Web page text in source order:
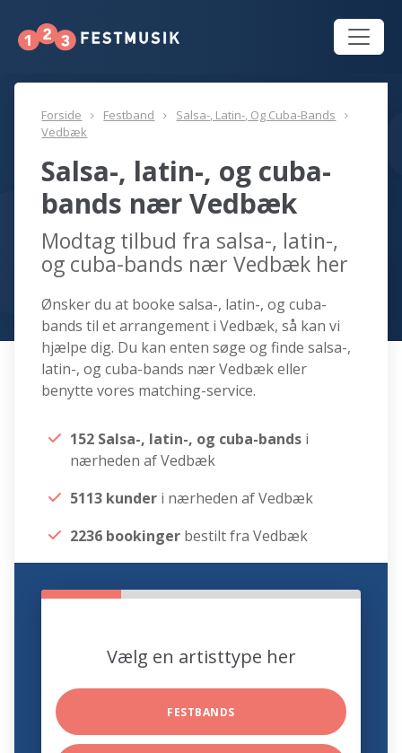
Forside Festband
Salsa-, Latin-, Og Cuba-Bands
Vedbæk
Salsa-, latin-, og cuba-
bands nær Vedbæk
Modtag tilbud fra salsa-, latin-,
og cuba-bands nær Vedbæk her
Ønsker du at booke salsa-, latin-, og cuba-
bands til et arrangement i Vedbæk, så kan vi
hjælpe dig. Du kan enten søge og finde salsa-,
latin-, og cuba-bands nær Vedbæk eller
benytte vores matching-service.
152 Salsa-, latin-, og cuba-bands i
nærheden af Vedbæk
5113 kunder i nærheden af Vedbæk
2236 bookinger bestilt fra Vedbæk
Vælg en artisttype her
FESTBANDS